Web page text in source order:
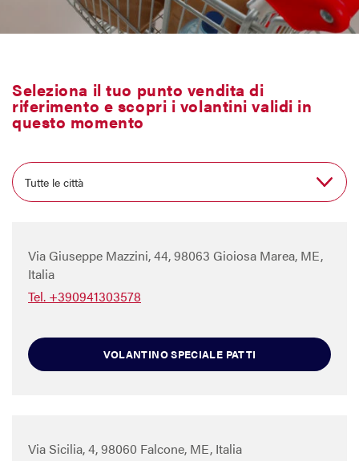
Il Blog di MAX
Chi siamo
Franchising
Contatti
Seleziona il tuo punto vendita di
riferimento e scopri i volantini validi in
questo momento
Via Giuseppe Mazzini, 44, 98063 Gioiosa Marea, ME,
Italia
Tel. +390941303578
VOLANTINO SPECIALE PATTI
Via Sicilia, 4, 98060 Falcone, ME, Italia